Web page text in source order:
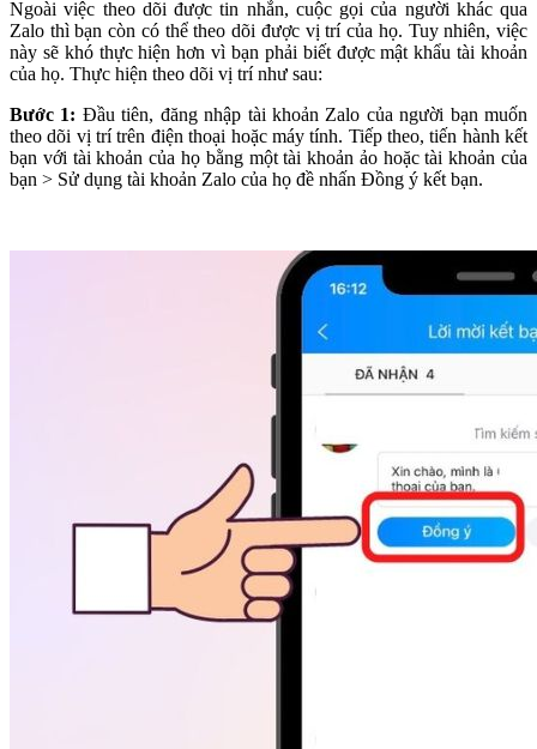
Ngoài việc theo dõi được tin nhắn, cuộc gọi của người khác qua
Zalo thì bạn còn có thể theo dõi được vị trí của họ. Tuy nhiên, việc
này sẽ khó thực hiện hơn vì bạn phải biết được mật khẩu tài khoản
của họ. Thực hiện theo dõi vị trí như sau:
Bước 1: Đầu tiên, đăng nhập tài khoản Zalo của người bạn muốn
theo dõi vị trí trên điện thoại hoặc máy tính. Tiếp theo, tiến hành kết
bạn với tài khoản của họ bằng một tài khoản ảo hoặc tài khoản của
bạn > Sử dụng tài khoản Zalo của họ đề nhấn Đồng ý kết bạn.